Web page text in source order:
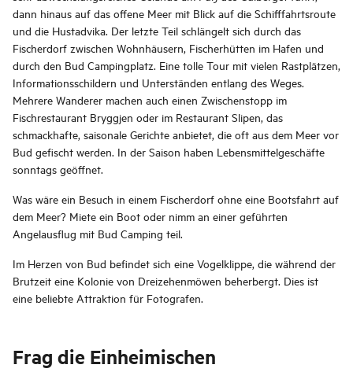
dann hinaus auf das offene Meer mit Blick auf die Schifffahrtsroute
und die Hustadvika. Der letzte Teil schlängelt sich durch das
Fischerdorf zwischen Wohnhäusern, Fischerhütten im Hafen und
durch den Bud Campingplatz. Eine tolle Tour mit vielen Rastplätzen,
Informationsschildern und Unterständen entlang des Weges.
Mehrere Wanderer machen auch einen Zwischenstopp im
Fischrestaurant Bryggjen oder im Restaurant Slipen, das
schmackhafte, saisonale Gerichte anbietet, die oft aus dem Meer vor
Bud gefischt werden. In der Saison haben Lebensmittelgeschäfte
sonntags geöffnet.
Was wäre ein Besuch in einem Fischerdorf ohne eine Bootsfahrt auf
dem Meer? Miete ein Boot oder nimm an einer geführten
Angelausflug mit Bud Camping teil.
Im Herzen von Bud befindet sich eine Vogelklippe, die während der
Brutzeit eine Kolonie von Dreizehenmöwen beherbergt. Dies ist
eine beliebte Attraktion für Fotografen.
Frag die Einheimischen